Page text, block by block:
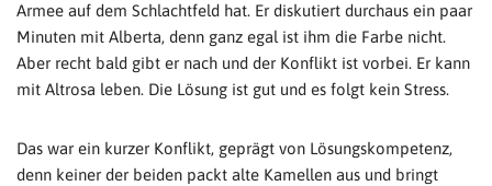
Armee auf dem Schlachtfeld hat. Er diskutiert durchaus ein paar
Minuten mit Alberta, denn ganz egal ist ihm die Farbe nicht.
Aber recht bald gibt er nach und der Konflikt ist vorbei. Er kann
mit Altrosa leben. Die Lösung ist gut und es folgt kein Stress.
Das war ein kurzer Konflikt, geprägt von Lösungskompetenz,
denn keiner der beiden packt alte Kamellen aus und bringt